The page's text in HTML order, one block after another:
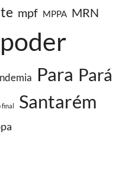
mpf MPPA MRN
Para Pará
final Santarém